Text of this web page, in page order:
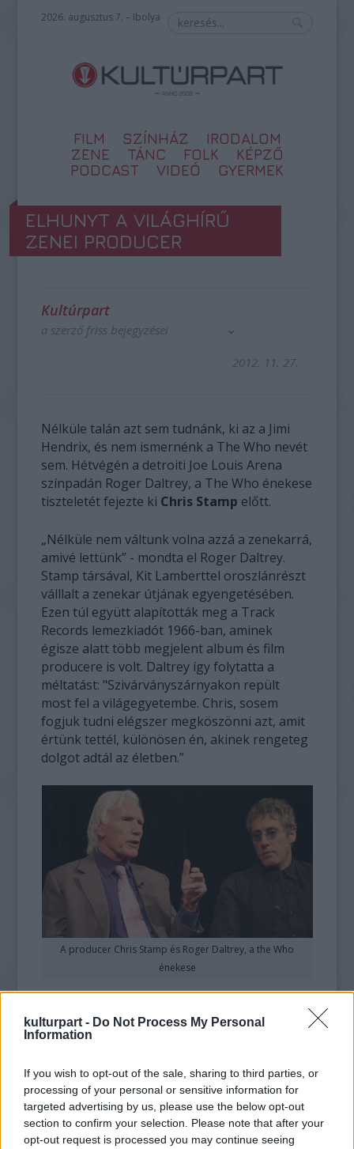
kulturpart - Do Not Process My Personal
Information
If you wish to opt-out of the sale, sharing to third parties, or
processing of your personal or sensitive information for
targeted advertising by us, please use the below opt-out
section to confirm your selection. Please note that after your
opt-out request is processed you may continue seeing
2026. augusztus 7. – Ibolya
FILM SZÍNHÁZ
IRODALOM
ZENE
TÁNC FOLK
KÉPZŐ
PODCAST
VIDEÓ GYERMEK
ELHUNYT A VILÁGHÍRŰ
ZENEI PRODUCER
Kultúrpart
a szerző friss bejegyzései
2012. 11. 27.
Nélküle talán azt sem tudnánk, ki az a Jimi
Hendrix, és nem ismernénk a The Who nevét
sem. Hétvégén a detroiti Joe Louis Arena
színpadán Roger Daltrey, a The Who énekese
tiszteletét fejezte ki Chris Stamp előtt.
„Nélküle nem váltunk volna azzá a zenekarrá,
amivé lettünk” - mondta el Roger Daltrey.
Stamp társával, Kit Lamberttel oroszlánrészt
válllalt a zenekar útjának egyengetésében.
Ezen túl együtt alapították meg a Track
Records lemezkiadót 1966-ban, aminek
égisze alatt több megjelent album és film
producere is volt. Daltrey így folytatta a
méltatást: "Szivárványszárnyakon repült
most fel a világegyetembe. Chris, sosem
fogjuk tudni elégszer megköszönni azt, amit
értünk tettél, különösen én, akinek rengeteg
dolgot adtál az életben.”
A producer Chris Stamp és Roger Daltrey, a the Who
énekese
High Numbers néven figyelt fel a későbbi
The Who tagjaira a Railway Hotelben. A
kiadóhoz Jimi Hendrixet, így Chris Stamp
nevéhez fűződik a legendásPurple Haze
kislemez és azAre You Experienced?című
Hendrix-lemez megjelentetése. Aztán